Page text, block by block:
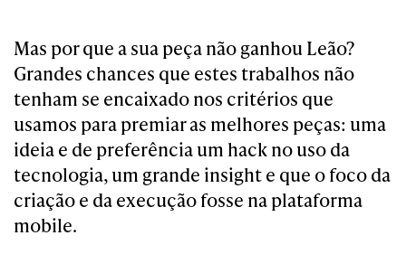
Mas por que a sua peça não ganhou Leão?
Grandes chances que estes trabalhos não
tenham se encaixado nos critérios que
usamos para premiar as melhores peças: uma
ideia e de preferência um hack no uso da
tecnologia, um grande insight e que o foco da
criação e da execução fosse na plataforma
mobile.